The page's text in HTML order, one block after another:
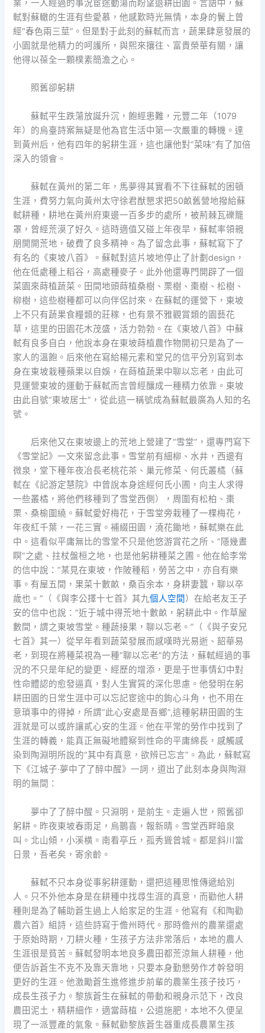
業，一人經過的事況宦途動蕩而盼望退耕田園。言語中，蘇
軾對蘇轍的生涯有些愛慕，他感歎時光無情，本身的鬢上曾
經“春色兩三莖”。但是對于此刻的蘇軾而言，蔬果肆意發展的
小園就是他精力的呵護所，與熙來攘往、富貴榮華有關，讓
他得以葆全一顆樸素簡澹之心。
照舊卻躬耕
蘇軾平生跌蕩放誕升沉，飽經患難，元豐二年（1079
年）的烏臺詩案無疑是他為官生活中第一次嚴重的轉機。達
到黃州后，他有四年的躬耕生涯，這也讓他對“菜味”有了加倍
深入的領會。
蘇軾在黃州的第二年，馬夢得其實看不下往蘇軾的困頓
生涯，費努力氣向黃州太守徐君猷懇求把50畝舊營地撥給蘇
軾耕種，耕地在黃州府東邊一百多步的處所，被荊棘瓦礫籠
罩，曾經荒漠了好久。這時適值又碰上年夜旱，蘇軾率領親
朋開開荒地，破費了良多精神。為了留念此事，蘇軾寫下了
有名的《東坡八首》。蘇軾對這片坡地停止了計劃design，
他在低處種上稻谷，高處種麥子。此外他還專門開辟了一個
菜園來蒔植蔬菜。田間地頭蒔植桑樹、栗樹、棗樹、松樹、
柳樹，這些樹種都可以向伴侶討來。在蘇軾的運營下，東坡
上不只有蔬果食糧類的莊稼，也有景不雅觀賞類的園藝花
草，這里的田園花木茂盛，活力勃勃。在《東坡八首》中蘇
軾有良多自白，他說本身在東坡蒔植農作物開初只是為了一
家人的溫飽。后來他在寫給楊元素和堂兄的信平分別寫到本
身在東坡栽種蘋果以自娛，在蒔植蔬果中聊以忘老，由此可
見運營東坡的運動于蘇軾而言曾經釀成一種精力依靠。東坡
由此自號“東坡居士”，從此這一稱號成為蘇軾最廣為人知的名
號。
后來他又在東坡邊上的荒地上營建了“雪堂”，還專門寫下
《雪堂記》一文來留念此事。雪堂前有細柳、水井，西邊有
微泉，堂下種年夜冶長老桃花茶、巢元修菜、何氏叢橘（蘇
軾在《記游定慧院》中曾說本身途經何氏小圃，向主人求得
一些叢橘，將他們移種到了雪堂西側），周圍有松柏、棗
栗、桑榆圍繞。蘇軾愛好梅花，于雪堂旁栽種了一棵梅花，
年夜紅千葉，一花三實。補綴田園，澆花鋤地，蘇軾樂在此
中。這看似平庸無比的雪堂不只是他悠游賞花之所、“隱幾晝
瞑”之處、拄杖盤桓之地，也是他躬耕種菜之圃。他在給李常
的信中說：“某見在東坡，作陂種稻，勞苦之中，亦自有樂
事。有屋五間，果菜十數畝，桑百余本，身耕妻蠶，聊以卒
歲也。”（《與李公擇十七首》其九個人空間）在給老友王子
安的信中也說：“近于城中得荒地十數畝，躬耕此中。作草屋
數間，謂之東坡雪堂。種蔬接果，聊以忘老。”（《與子安兄
七首》其一）從早年看到蔬菜發展而感嘆時光易逝、韶華易
老，到現在將種菜視為一種“聊以忘老”的方法，蘇軾經過的事
況的不只是年紀的變更、經歷的增添，更是于世事情幻中對
性命體認的愈發逼真，對人生實質的深化思慮。他發明在躬
耕田園的日常生涯中可以忘記宦途中的鉤心斗角，也不用在
意瑣事中的得掉，所謂“此心安處是吾鄉”,這種躬耕田園的生
涯就是可以或許讓貳心安的生涯。他在平常的勞作中找到了
生涯的轉義，能真正無礙地體察到性命的平庸綿長，感觸感
染到陶淵明所說的“其中有真意，欲辨已忘言”。為此，蘇軾寫
下《江城子·夢中了了醉中醒》一詞，道出了此刻本身與陶淵
明的無間：
夢中了了醉中醒。只淵明，是前生。走遍人世，照舊卻
躬耕。昨夜東坡春雨足，烏鵲喜，報新晴。雪堂西畔暗泉
叫。北山傾，小溪橫。南看亭丘，孤秀聳曾城。都是斜川當
日景，吾老矣，寄余齡。
蘇軾不只本身從事躬耕運動，還把這種思惟傳遞給別
人。只不外他本身是在耕種中找尋生涯的真意，而勸他人耕
種則是為了輔助蒼生過上人給家足的生涯。他寫有《和陶勸
農六首》組詩，這些詩寫于儋州時代。那時儋州的農業還處
于原始時期，刀耕火種，生孩子方法非常落后，本地的農人
生涯很是貧苦。蘇軾發明本地良多農田都荒涼無人耕種，他
便告訴蒼生不克不及靠天靠地，只要本身勤懇勞作才幹發明
更好的生涯。他激勵蒼生進修進步前輩的農業生孩子技巧，
成長生孩子力。黎族蒼生在蘇軾的帶動和親身示范下，改良
農田泥土，精耕細作，適當蒔植，公道施肥，本地不久便呈
現了一派豐產的氣象。蘇軾勸黎族蒼生器重成長農業生孩